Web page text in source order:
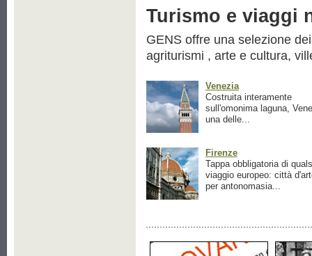
Turismo e viaggi
GENS offre una selezione
agriturismi , arte e cultura,
Venezia
Costruita interamente
sull'omonima laguna,
una delle...
Firenze
Tappa obbligatoria di
viaggio europeo: città
per antonomasia...